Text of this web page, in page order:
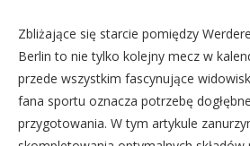
Zbliżające się starcie pomiędzy
Berlin to nie tylko kolejny mecz w
przede wszystkim fascynujące
fana sportu oznacza potrzebę
przygotowania. W tym artykule